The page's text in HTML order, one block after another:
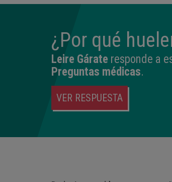
¿Por qué
Leire Gárate responde a
Preguntas médicas.
VER RESPUESTA